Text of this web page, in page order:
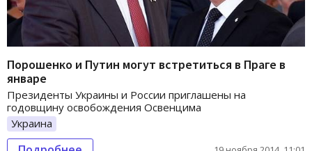
Порошенко и Путин могут встретиться в Праге в
январе
Президенты Украины и России приглашены на
годовщину освобождения Освенцима
Украина